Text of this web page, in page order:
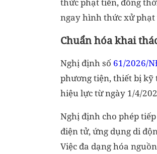
thức phạt tiền, đồng
ngay hình thức xử
Chuẩn hóa khai
Nghị định số 61/2026/
phương tiện, thiết bị kỹ
hiệu lực từ ngày 1/4/
Nghị định cho phép
điện tử, ứng dụng di
Việc đa dạng hóa